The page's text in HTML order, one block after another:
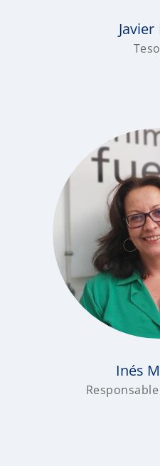
Inés